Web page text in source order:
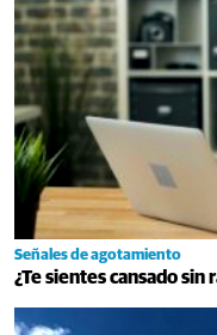
Señales de agotamiento
¿Te sientes cansado sin